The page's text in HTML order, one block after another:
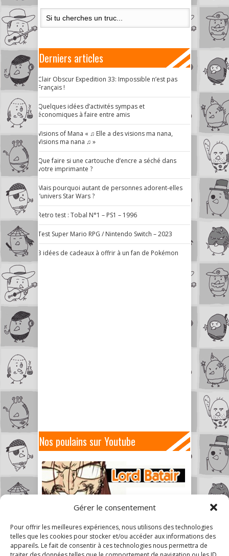
Gérer le consentement
Pour offrir les meilleures expériences, nous utilisons des technologies
telles que les cookies pour stocker et/ou accéder aux informations des
appareils. Le fait de consentir à ces technologies nous permettra de
Derniers articles
Clair Obscur Expedition 33: Impossible n’est pas
Français !
Quelques idées d’activités sympas et
économiques à faire entre amis
Visions of Mana « ♫ Elle a des visions ma nana,
Visions ma nana ♫ »
Que faire si une cartouche d’encre a séché dans
votre imprimante ?
Mais pourquoi autant de personnes adorent-elles
l’univers Star Wars ?
Retro test : Tobal N°1 – PS1 – 1996
Test Super Mario RPG / Nintendo Switch – 2023
3 idées de cadeaux à offrir à un fan de Pokémon
Nos poulains sur Youtube